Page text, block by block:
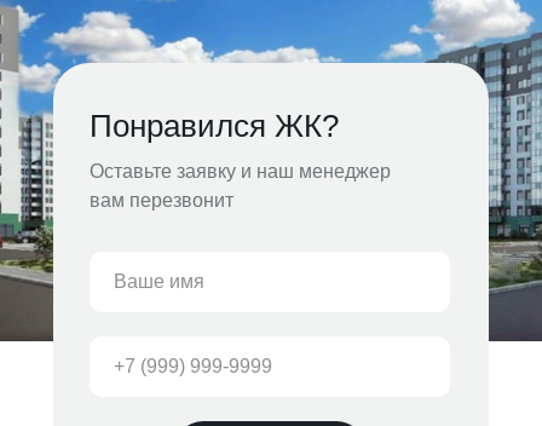
Оставьте заявку и наш менеджер
вам перезвонит
Понравился ЖК?